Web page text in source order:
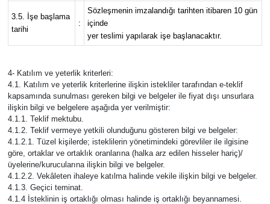
3.5. İşe başlama
tarihi
:
Sözleşmenin imzalandığı tarihten itibaren 10 gün
içinde
yer teslimi yapılarak işe başlanacaktır.
4- Katılım ve yeterlik kriterleri:
4.1. Katılım ve yeterlik kriterlerine ilişkin istekliler tarafından e-teklif
kapsamında sunulması gereken bilgi ve belgeler ile fiyat dışı unsurlara
ilişkin bilgi ve belgelere aşağıda yer verilmiştir:
4.1.1. Teklif mektubu.
4.1.2. Teklif vermeye yetkili olunduğunu gösteren bilgi ve belgeler:
4.1.2.1. Tüzel kişilerde; isteklilerin yönetimindeki görevliler ile ilgisine
göre, ortaklar ve ortaklık oranlarına (halka arz edilen hisseler hariç)/
üyelerine/kurucularına ilişkin bilgi ve belgeler.
4.1.2.2. Vekâleten ihaleye katılma halinde vekile ilişkin bilgi ve belgeler.
4.1.3. Geçici teminat.
4.1.4 İsteklinin iş ortaklığı olması halinde iş ortaklığı beyannamesi.